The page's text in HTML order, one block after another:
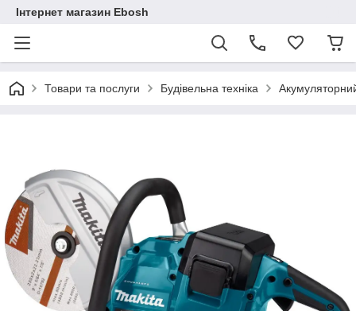
Інтернет магазин Ebosh
Товари та послуги Будівельна техніка